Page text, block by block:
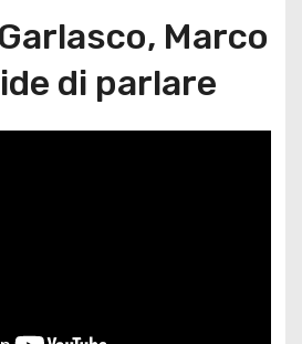
Marco
di parlare